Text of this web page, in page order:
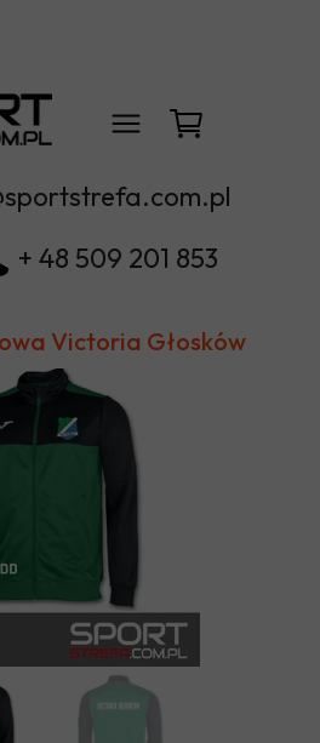
+ 48 509 201 853
Victoria Głosków